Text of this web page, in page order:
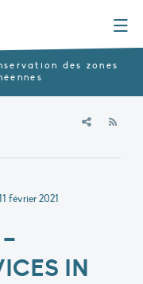
des zones
février 2021
IN